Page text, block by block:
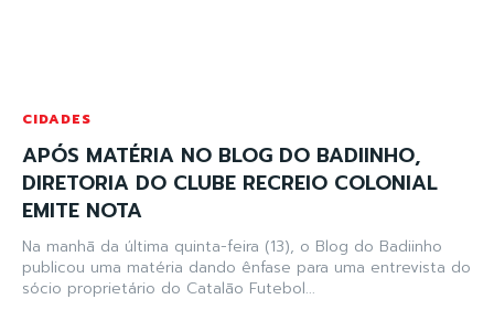
CIDADES
APÓS MATÉRIA NO BLOG DO BADIINHO,
DIRETORIA DO CLUBE RECREIO COLONIAL
EMITE NOTA
Na manhã da última quinta-feira (13), o Blog do Badiinho
publicou uma matéria dando ênfase para uma entrevista do
sócio proprietário do Catalão Futebol...